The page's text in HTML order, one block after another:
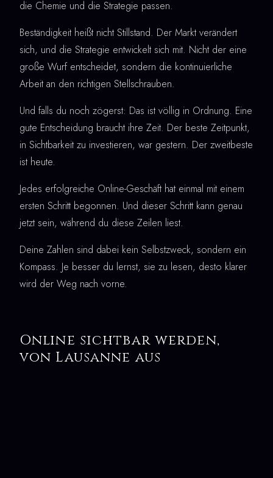
die Chemie und die Strategie passen.
Beständigkeit heißt nicht Stillstand. Der Markt verändert
sich, und die Strategie entwickelt sich mit. Nicht der eine
große Wurf entscheidet, sondern die kontinuierliche
Arbeit an den richtigen Stellschrauben.
Und falls du noch zögerst: Das ist völlig in Ordnung. Eine
gute Entscheidung braucht ihre Zeit. Der beste Zeitpunkt,
in Sichtbarkeit zu investieren, war gestern. Der zweitbeste
ist heute.
Jedes erfolgreiche Online-Geschäft hat einmal mit einem
ersten Schritt begonnen. Und dieser Schritt kann genau
jetzt sein, während du diese Zeilen liest.
Deine Zahlen sind dabei kein Selbstzweck, sondern ein
Kompass. Je besser du lernst, sie zu lesen, desto klarer
wird der Weg nach vorne.
Online sichtbar werden,
von Lausanne aus